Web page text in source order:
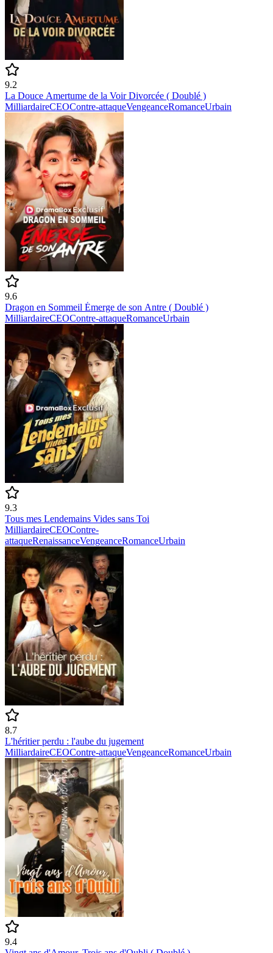
9.2
La Douce Amertume de la Voir Divorcée ( Doublé )
MilliardaireCEOContre-attaqueVengeanceRomanceUrbain
9.6
Dragon en Sommeil Émerge de son Antre ( Doublé )
MilliardaireCEOContre-attaqueRomanceUrbain
9.3
Tous mes Lendemains Vides sans Toi
MilliardaireCEOContre-
attaqueRenaissanceVengeanceRomanceUrbain
8.7
L'héritier perdu : l'aube du jugement
MilliardaireCEOContre-attaqueVengeanceRomanceUrbain
9.4